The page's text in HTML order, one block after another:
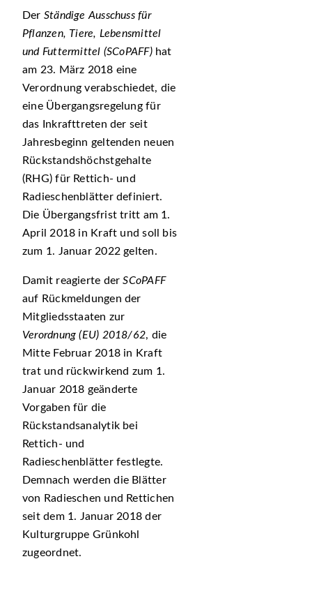
Der Ständige Ausschuss für
Pflanzen, Tiere, Lebensmittel
und Futtermittel (SCoPAFF)hat
am 23. März 2018 eine
Verordnung verabschiedet, die
eine Übergangsregelung für
das Inkrafttreten der seit
Jahresbeginn geltenden neuen
Rückstandshöchstgehalte
(RHG) für Rettich- und
Radieschenblätter definiert.
Die Übergangsfrist tritt am 1.
April 2018 in Kraft und soll bis
zum 1. Januar 2022 gelten.
Damit reagierte derSCoPAFF
auf Rückmeldungen der
Mitgliedsstaaten zur
Verordnung (EU) 2018/62, die
Mitte Februar 2018 in Kraft
trat und rückwirkend zum 1.
Januar 2018 geänderte
Vorgaben für die
Rückstandsanalytik bei
Rettich- und
Radieschenblätter festlegte.
Demnach werden die Blätter
von Radieschen und Rettichen
seit dem 1. Januar 2018 der
Kulturgruppe Grünkohl
zugeordnet.